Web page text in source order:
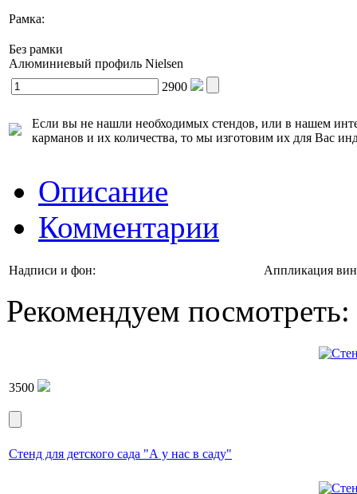
Рамка:
Без рамки
Алюминиевый профиль Nielsen
2900
Если вы не нашли необходимых стендов, или в нашем
карманов и их количества, то мы изготовим их для Вас
Описание
Комментарии
Надписи и фон: Аппликация
Рекомендуем посмотреть:
3500
Стенд для детского сада "А у нас в саду"